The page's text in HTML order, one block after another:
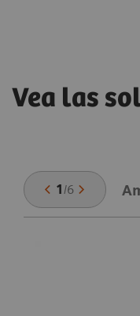
Vea las
1 /6